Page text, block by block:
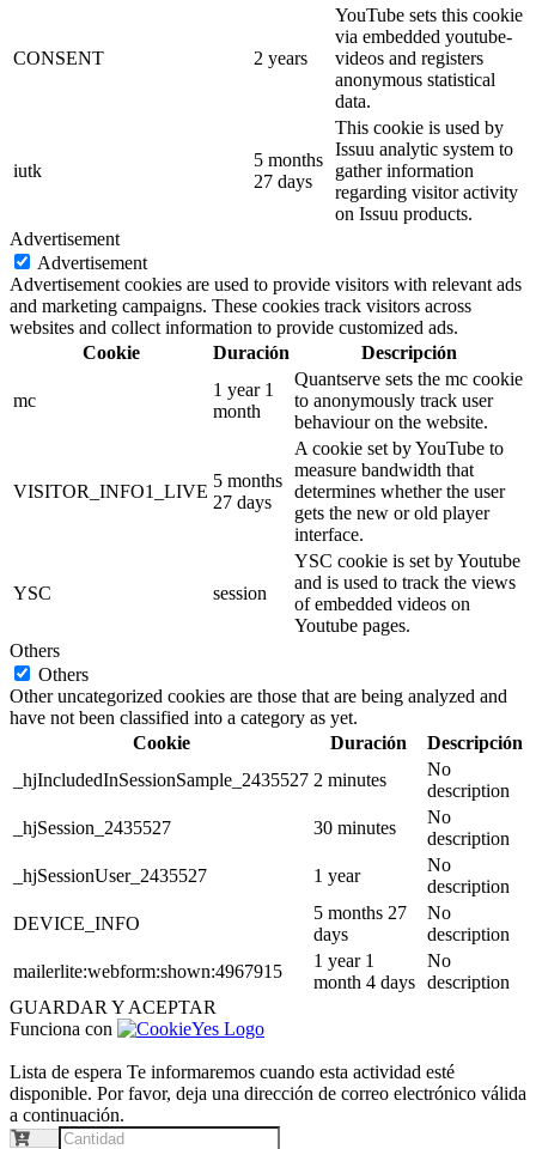
CONSENT 2 years
YouTube sets this cookie
via embedded youtube-
videos and registers
anonymous statistical
data.
iutk
5 months
27 days
This cookie is used by
Issuu analytic system to
gather information
regarding visitor activity
on Issuu products.
Advertisement
Advertisement
Advertisement cookies are used to provide visitors with relevant ads
and marketing campaigns. These cookies track visitors across
websites and collect information to provide customized ads.
Cookie
Duración Descripción
mc
1 year 1
month
Quantserve sets the mc cookie
to anonymously track user
behaviour on the website.
VISITOR_INFO1_LIVE
5 months
27 days
A cookie set by YouTube to
measure bandwidth that
determines whether the user
gets the new or old player
interface.
YSC session
YSC cookie is set by Youtube
and is used to track the views
of embedded videos on
Youtube pages.
Others
Others
Other uncategorized cookies are those that are being analyzed and
have not been classified into a category as yet.
Cookie
Duración
Descripción
_hjIncludedInSessionSample_2435527 2 minutes
No
description
_hjSession_2435527
30 minutes
No
description
_hjSessionUser_2435527
1 year
No
description
DEVICE_INFO
5 months 27
days
No
description
mailerlite:webform:shown:4967915
1 year 1
month 4 days
No
description
GUARDAR Y ACEPTAR
Funciona con
Lista de espera Te informaremos cuando esta actividad esté
disponible. Por favor, deja una dirección de correo electrónico válida
a continuación.